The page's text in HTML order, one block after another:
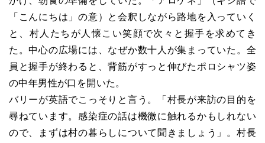
「こんにちは」の意）と会釈しながら路地を入っていく
と、村人たちが人懐こい笑顔で次々と握手を求めてき
た。中心の広場には、なぜか数十人が集まっていた。全
員と握手が終わると、背筋がすっと伸びたポロシャツ姿
の中年男性が口を開いた。
バリーが英語でこっそりと言う。「村長が来訪の目的を
尋ねています。感染症の話は機微に触れるかもしれない
ので、まずは村の暮らしについて聞きましょう」。村長